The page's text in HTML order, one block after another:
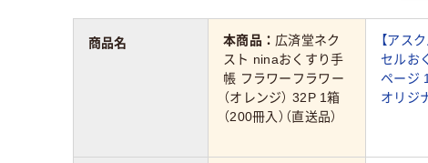
本商品： 広済堂ネク
スト ninaおくすり手
帳 フラワーフラワー
（オレンジ） 32P 1箱
（200冊入）（直送品）
【アス
セルお
ページ
オリジ
商品名